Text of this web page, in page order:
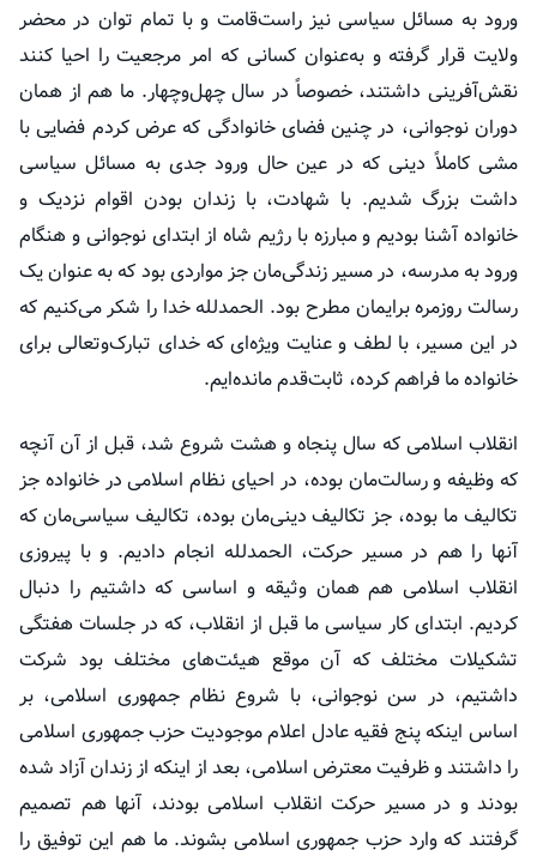
ورود به مسائل سیاسی نیز راست‌قامت و با تمام توان در محضر
ولایت قرار گرفته و به‌عنوان کسانی که امر مرجعیت را احیا کنند
نقش‌آفرینی داشتند، خصوصاً در سال چهل‌وچهار. ما هم از همان
دوران نوجوانی، در چنین فضای خانوادگی که عرض کردم فضایی با
مشی کاملاً دینی که در عین حال ورود جدی به مسائل سیاسی
داشت بزرگ شدیم. با شهادت، با زندان بودن اقوام نزدیک و
خانواده آشنا بودیم و مبارزه با رژیم شاه از ابتدای نوجوانی و هنگام
ورود به مدرسه، در مسیر زندگی‌مان جز مواردی بود که به عنوان یک
رسالت روزمره برایمان مطرح بود. الحمدلله خدا را شکر می‌کنیم که
در این مسیر، با لطف و عنایت ویژه‌ای که خدای تبارک‌وتعالیبرای
خانواده ما فراهم کرده، ثابت‌قدم مانده‌ایم.
انقلاب اسلامی که سال پنجاه و هشت شروع شد، قبل از آن آنچه
که وظیفه و رسالت‌مان بوده، در احیای نظام اسلامی در خانواده جز
تکالیف ما بوده، جز تکالیف دینی‌مان بوده، تکالیف سیاسی‌مان که
آنها را هم در مسیر حرکت، الحمدلله انجام دادیم. و با پیروزی
انقلاب اسلامی هم همان وثیقه و اساسی که داشتیم را دنبال
کردیم. ابتدای کار سیاسی ما قبل از انقلاب، که در جلسات هفتگی
تشکیلات مختلف که آن موقع هیئت‌های مختلف بود شرکت
داشتیم، در سن نوجوانی، با شروع نظام جمهوری اسلامی، بر
اساس اینکه پنج فقیه عادل اعلام موجودیت حزب جمهوری اسلامی
را داشتند و ظرفیت معترض اسلامی، بعد از اینکه از زندان آزاد شده
بودند و در مسیر حرکت انقلاب اسلامی بودند، آنها هم تصمیم
گرفتند که وارد حزب جمهوری اسلامی بشوند. ما هم این توفیق را